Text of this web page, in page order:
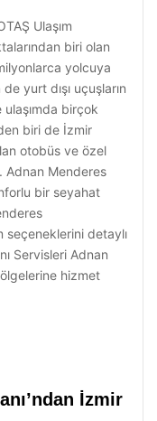
Ulaşım
biri olan
yolcuya
yurt dışı uçuşların
birçok
biri de İzmir
otobüs ve özel
Adnan Menderes
bir seyahat
seçeneklerini detaylı
Servisleri Adnan
hizmet
İzmir